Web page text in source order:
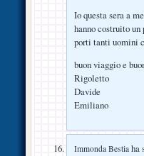
Io questa sera a
hanno costruito
porti tanti uomini
buon viaggio e
Rigoletto
Davide
Emiliano
Immonda Bestia ha